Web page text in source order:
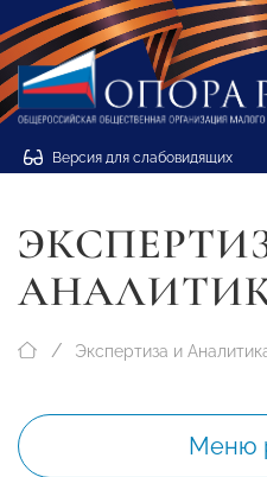
Версия для слабовидящих
Экспертиза и
Меню